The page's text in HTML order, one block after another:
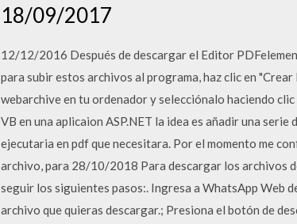
18/09/2017
12/12/2016 Después de descargar el Editor
para subir estos archivos al programa, haz clic en
webarchive en tu ordenador y selecciónalo haciendo
VB en una aplicaion ASP.NET la idea es añadir una
ejecutaria en pdf que necesitara. Por el momento me
archivo, para 28/10/2018 Para descargar los archivos
seguir los siguientes pasos:. Ingresa a WhatsApp Web
archivo que quieras descargar.; Presiona el botón de